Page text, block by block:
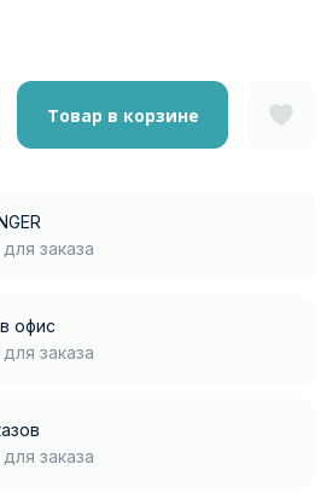
Товар в корзине
заказа
офис
заказа
заказа